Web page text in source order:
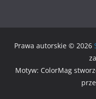
Prawa autorskie © 2026
Motyw: ColorMag